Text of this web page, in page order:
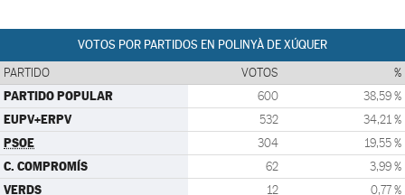
VOTOS POR PARTIDOS EN POLINYÀ DE XÚQUER
PARTIDO VOTOS %
PARTIDO POPULAR 600 38,59 %
EUPV+ERPV 532 34,21 %
PSOE 304 19,55 %
C. COMPROMÍS 62 3,99 %
VERDS 12 0,77 %